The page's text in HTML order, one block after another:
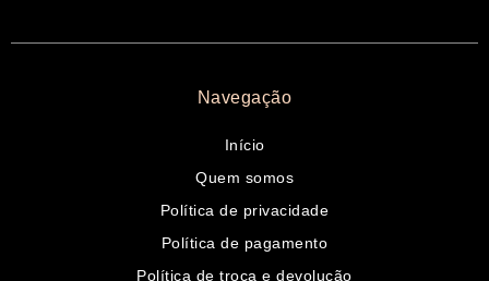
Navegação
Início
Quem somos
Política de privacidade
Política de pagamento
Política de troca e devolução